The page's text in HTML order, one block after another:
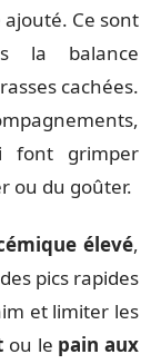
Ce sont
la balance
cachées.
font grimper
ou du goûter.
élevé,
pics rapides
et limiter les
ou le pain aux